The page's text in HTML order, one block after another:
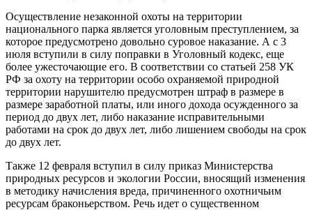
Осуществление незаконной охоты на территории
национального парка является уголовным преступлением, за
которое предусмотрено довольно суровое наказание. А с 3
июля вступили в силу поправки в Уголовный кодекс, еще
более ужесточающие его. В соответствии со статьей 258 УК
РФ за охоту на территории особо охраняемой природной
территории нарушителю предусмотрен штраф в размере в
размере заработной платы, или иного дохода осужденного за
период до двух лет, либо наказание исправительными
работами на срок до двух лет, либо лишением свободы на срок
до двух лет.
Также 12 февраля вступил в силу приказ Министерства
природных ресурсов и экологии России, вносящий изменения
в методику начисления вреда, причиненного охотничьим
ресурсам браконьерством. Речь идет о существенном